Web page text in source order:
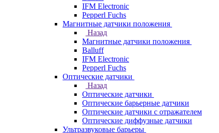
IFM Electronic
Pepperl Fuchs
Магнитные датчики положения
Назад
Магнитные датчики положения
Balluff
IFM Electronic
Pepperl Fuchs
Оптические датчики
Назад
Оптические датчики
Оптические барьерные датчики
Оптические датчики с отражателем
Оптические диффузные датчики
Ультразвуковые барьеры